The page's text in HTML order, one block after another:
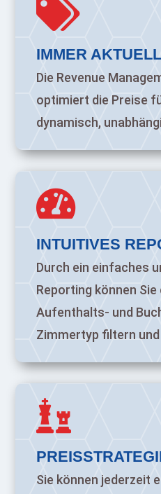

IMMER
Die Revenue
optimiert die Preise
dynamisch,

INTUITIVES
Durch ein einfaches
Reporting können
Aufenthalts- und
Zimmertyp filtern

Sie können jederzeit